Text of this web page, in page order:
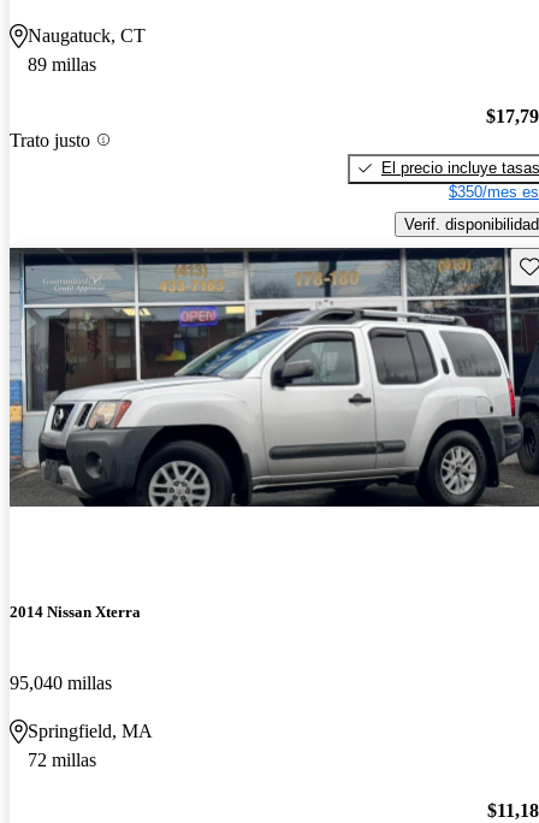
Naugatuck, CT
89 millas
Trato justo
El precio incluye tasas
$350/mes
Verif. disponibilidad
2014 Nissan Xterra
95,040 millas
Springfield, MA
72 millas